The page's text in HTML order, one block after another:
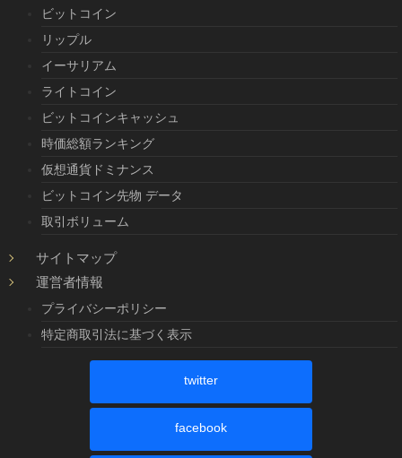
ビットコイン
リップル
イーサリアム
ライトコイン
ビットコインキャッシュ
時価総額ランキング
仮想通貨ドミナンス
ビットコイン先物 データ
取引ボリューム
サイトマップ
運営者情報
プライバシーポリシー
特定商取引法に基づく表示
twitter
facebook